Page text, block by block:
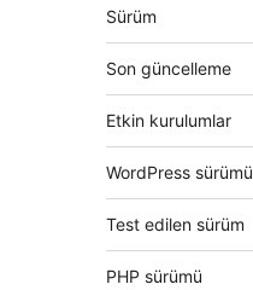
Sürüm
Son güncelleme
Etkin kurulumlar
WordPress sürümü
Test edilen sürüm
PHP sürümü